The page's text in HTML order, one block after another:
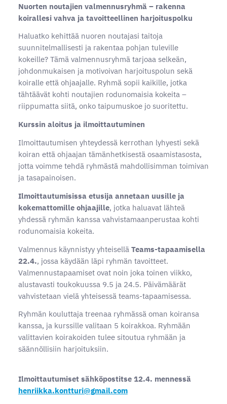
Nuorten noutajien valmennusryhmä – rakenna
koirallesi vahva ja tavoitteellinen harjoituspolku
Haluatko kehittää nuoren noutajasi taitoja
suunnitelmallisesti ja rakentaa pohjan tuleville
kokeille? Tämä valmennusryhmä tarjoaa selkeän,
johdonmukaisen ja motivoivan harjoituspolun sekä
koiralle että ohjaajalle. Ryhmä sopii kaikille, jotka
tähtäävät kohti noutajien rodunomaisia kokeita –
riippumatta siitä, onko taipumuskoe jo suoritettu.
Kurssin aloitus ja ilmoittautuminen
Ilmoittautumisen yhteydessä kerrothan lyhyesti sekä
koiran että ohjaajan tämänhetkisestä osaamistasosta,
jotta voimme tehdä ryhmästä mahdollisimman toimivan
ja tasapainoisen.
Ilmoittautumisissa etusija annetaan uusille ja
kokemattomille ohjaajille, jotka haluavat lähteä
yhdessä ryhmän kanssa vahvistamaanperustaa kohti
rodunomaisia kokeita.
Valmennus käynnistyy yhteisellä Teams-tapaamisella
22.4., jossa käydään läpi ryhmän tavoitteet.
Valmennustapaamiset ovat noin joka toinen viikko,
alustavasti toukokuussa 9.5 ja 24.5. Päivämäärät
vahvistetaan vielä yhteisessä teams-tapaamisessa.
Ryhmän kouluttaja treenaa ryhmässä oman koiransa
kanssa, ja kurssille valitaan 5 koirakkoa. Ryhmään
valittavien koirakoiden tulee sitoutua ryhmään ja
säännöllisiin harjoituksiin.
Ilmoittautumiset sähköpostitse 12.4. mennessä
henriikka.kontturi@gmail.com